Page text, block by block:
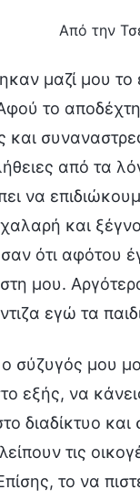
Από την
μαζί μου
το
και
από τα
να
και
ότι αφότου
μου.
εγώ τα
σύζυγός μου
εξής, να
και
τις
το να